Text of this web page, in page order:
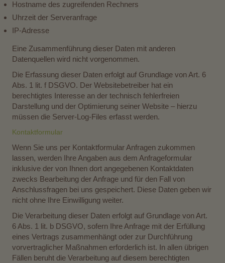
Hostname des zugreifenden Rechners
Uhrzeit der Serveranfrage
IP-Adresse
Eine Zusammenführung dieser Daten mit anderen
Datenquellen wird nicht vorgenommen.
Die Erfassung dieser Daten erfolgt auf Grundlage von Art. 6
Abs. 1 lit. f DSGVO. Der Websitebetreiber hat ein
berechtigtes Interesse an der technisch fehlerfreien
Darstellung und der Optimierung seiner Website – hierzu
müssen die Server-Log-Files erfasst werden.
Kontaktformular
Wenn Sie uns per Kontaktformular Anfragen zukommen
lassen, werden Ihre Angaben aus dem Anfrageformular
inklusive der von Ihnen dort angegebenen Kontaktdaten
zwecks Bearbeitung der Anfrage und für den Fall von
Anschlussfragen bei uns gespeichert. Diese Daten geben wir
nicht ohne Ihre Einwilligung weiter.
Die Verarbeitung dieser Daten erfolgt auf Grundlage von Art.
6 Abs. 1 lit. b DSGVO, sofern Ihre Anfrage mit der Erfüllung
eines Vertrags zusammenhängt oder zur Durchführung
vorvertraglicher Maßnahmen erforderlich ist. In allen übrigen
Fällen beruht die Verarbeitung auf diesem berechtigten